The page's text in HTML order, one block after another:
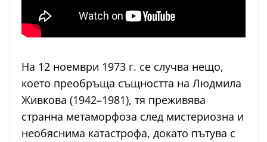
На 12 ноември 1973 г. се случва нещо,
което преобръща същността на Людмила
Живкова (1942–1981), тя преживява
странна метаморфоза след мистериозна и
необяснима катастрофа, докато пътува с